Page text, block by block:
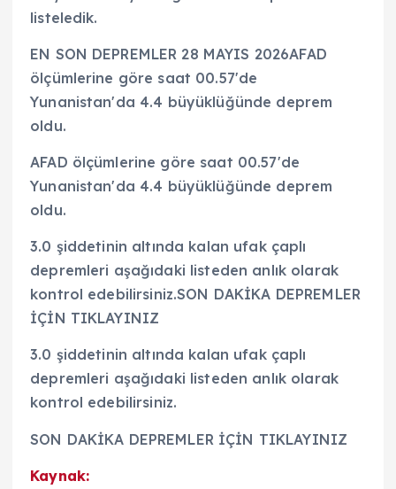
listeledik.
EN SON DEPREMLER 28 MAYIS 2026AFAD
ölçümlerine göre saat 00.57'de
Yunanistan'da 4.4 büyüklüğünde deprem
oldu.
AFAD ölçümlerine göre saat 00.57'de
Yunanistan'da 4.4 büyüklüğünde deprem
oldu.
3.0 şiddetinin altında kalan ufak çaplı
depremleri aşağıdaki listeden anlık olarak
kontrol edebilirsiniz.SON DAKİKA DEPREMLER
İÇİN TIKLAYINIZ
3.0 şiddetinin altında kalan ufak çaplı
depremleri aşağıdaki listeden anlık olarak
kontrol edebilirsiniz.
SON DAKİKA DEPREMLER İÇİN TIKLAYINIZ
Kaynak: